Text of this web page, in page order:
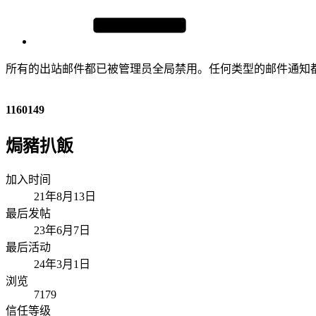
所有的出站邮件都已被管理员全局禁用。任何类型的邮件通知
1160149
焗豬扒飯
加入时间
21年8月13日
最后发帖
23年6月7日
最后活动
24年3月1日
浏览
7179
信任等级